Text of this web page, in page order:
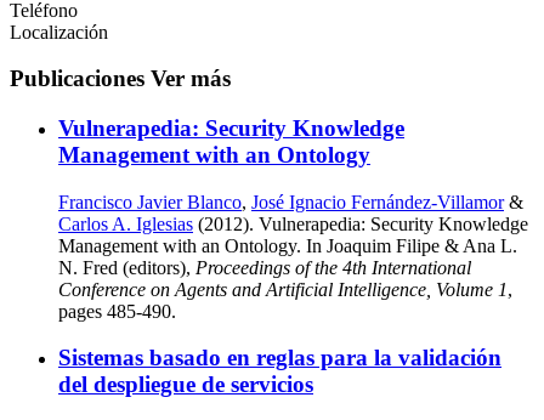
Teléfono
Localización
Publicaciones Ver más
Vulnerapedia: Security Knowledge
Management with an Ontology
Francisco Javier Blanco, José Ignacio Fernández-Villamor&
Carlos A. Iglesias (2012). Vulnerapedia: Security Knowledge
Management with an Ontology. In Joaquim Filipe & Ana L.
N. Fred (editors), Proceedings of the 4th International
Conference on Agents and Artificial Intelligence, Volume 1,
pages 485-490.
Sistemas basado en reglas para la validación
del despliegue de servicios